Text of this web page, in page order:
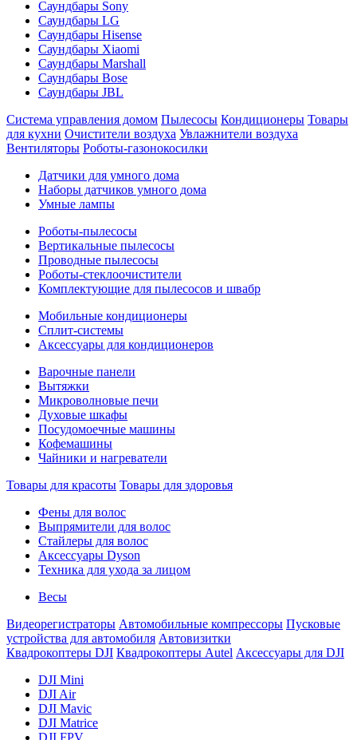
Саундбары Sony
Саундбары LG
Саундбары Hisense
Саундбары Xiaomi
Саундбары Marshall
Саундбары Bose
Саундбары JBL
Система управления домом Пылесосы Кондиционеры Товары
для кухни Очистители воздуха Увлажнители воздуха
Вентиляторы Роботы-газонокосилки
Датчики для умного дома
Наборы датчиков умного дома
Умные лампы
Роботы-пылесосы
Вертикальные пылесосы
Проводные пылесосы
Роботы-стеклоочистители
Комплектующие для пылесосов и швабр
Мобильные кондиционеры
Сплит-системы
Аксессуары для кондиционеров
Варочные панели
Вытяжки
Микроволновые печи
Духовые шкафы
Посудомоечные машины
Кофемашины
Чайники и нагреватели
Товары для красоты Товары для здоровья
Фены для волос
Выпрямители для волос
Стайлеры для волос
Аксессуары Dyson
Техника для ухода за лицом
Весы
Видеорегистраторы Автомобильные компрессоры Пусковые
устройства для автомобиля Автовизитки
Квадрокоптеры DJI Квадрокоптеры Autel Аксессуары для DJI
DJI Mini
DJI Air
DJI Mavic
DJI Matrice
DJI FPV